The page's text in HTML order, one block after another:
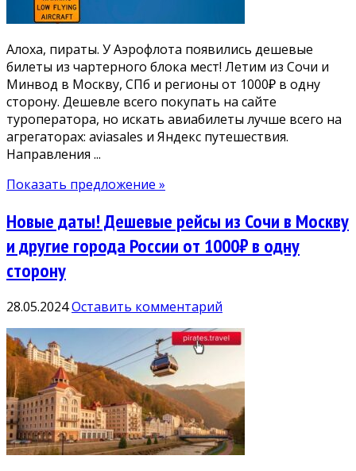
Алоха, пираты. У Аэрофлота появились дешевые
билеты из чартерного блока мест! Летим из Сочи и
Минвод в Москву, СПб и регионы от 1000₽ в одну
сторону. Дешевле всего покупать на сайте
туроператора, но искать авиабилеты лучше всего на
агрегаторах: aviasales и Яндекс путешествия.
Направления ...
Показать предложение »
Новые даты! Дешевые рейсы из Сочи в Москву
и другие города России от 1000₽ в одну
сторону
28.05.2024Оставить комментарий